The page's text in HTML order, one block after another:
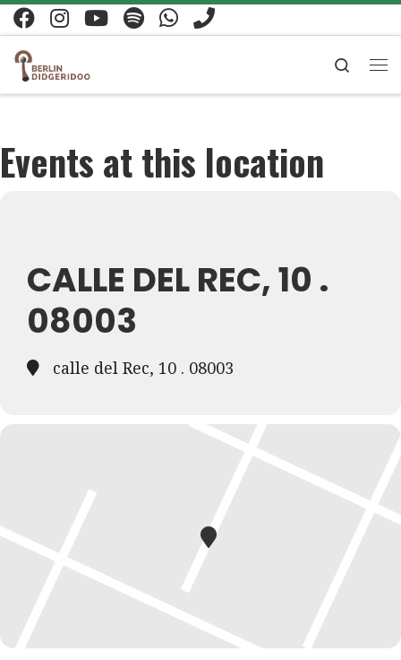
Zum Inhalt springen
Search
Events at this location
CALLE DEL REC, 10 .
08003
calle del Rec, 10 . 08003